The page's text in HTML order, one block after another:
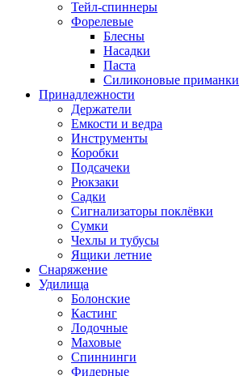
Тейл-спиннеры
Форелевые
Блесны
Насадки
Паста
Силиконовые приманки
Принадлежности
Держатели
Емкости и ведра
Инструменты
Коробки
Подсачеки
Рюкзаки
Садки
Сигнализаторы поклёвки
Сумки
Чехлы и тубусы
Ящики летние
Снаряжение
Удилища
Болонские
Кастинг
Лодочные
Маховые
Спиннинги
Фидерные